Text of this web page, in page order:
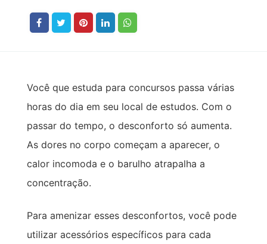
Você que estuda para concursos passa várias
horas do dia em seu local de estudos. Com o
passar do tempo, o desconforto só aumenta.
As dores no corpo começam a aparecer, o
calor incomoda e o barulho atrapalha a
concentração.
Para amenizar esses desconfortos, você pode
utilizar acessórios específicos para cada